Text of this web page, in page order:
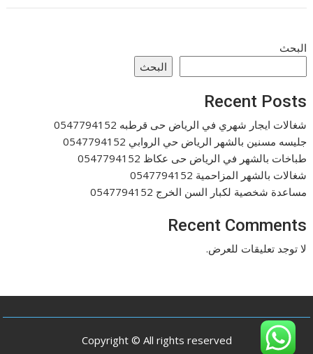
البحث
البحث
Recent Posts
شغالات ايجار شهري في الرياض حى قرطبه 0547794152
جليسه مسنين بالشهر الرياض حي الروابي 0547794152
طباخات بالشهر في الرياض حى عكاظ 0547794152
شغالات بالشهر المزاحمية 0547794152
مساعدة شخصية لكبار السن الخرج 0547794152
Recent Comments
لا توجد تعليقات للعرض.
Copyright © All rights reserved